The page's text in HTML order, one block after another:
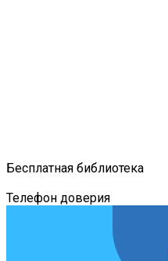
Бесплатная библиотека
Телефон доверия